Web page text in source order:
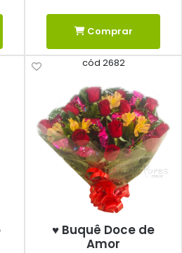
Comprar
cód 2682
♥ Buquê Doce de
Amor